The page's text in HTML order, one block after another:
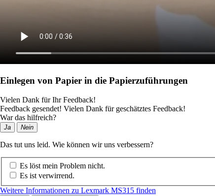
Einlegen von Papier in die Papierzuführungen
Vielen Dank für Ihr Feedback!
Feedback gesendet! Vielen Dank für geschätztes Feedback!
War das hilfreich?
Ja Nein
Das tut uns leid. Wie können wir uns verbessern?
Es löst mein Problem nicht.
Es ist verwirrend.
Weitere Informationen zu Lexmark MS315 finden